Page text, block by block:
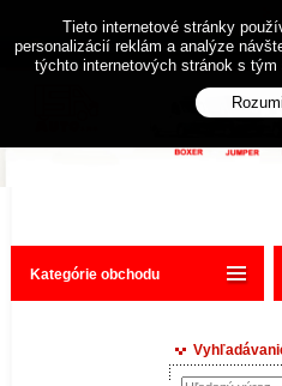
Kategórie obchodu
Tieto internetové stránky
personalizácií reklám a analýze
týchto internetových stránok s tým